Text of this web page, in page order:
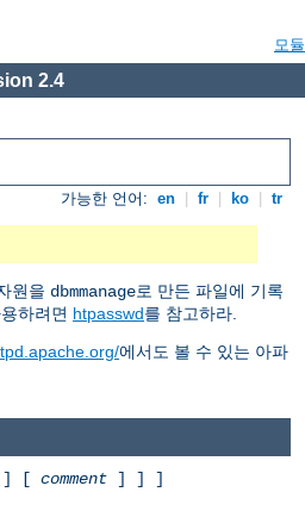
모듈
2.4
가능한 언어: en fr ko tr
원을 dbmmanage로 만든 파일에 기록
하려면 htpasswd를 참고하라.
에서도 볼 수 있는 아파
[ comment ] ] ]